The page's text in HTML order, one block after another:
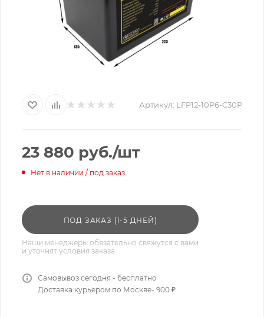
Артикул: LFP12-10P6-C30P
23 880 руб./шт
Нет в наличии / под заказ
ПОД ЗАКАЗ (1-5 ДНЕЙ)
Наши менеджеры обязательно свяжутся с вами
и уточнят условия заказа
Самовывоз сегодня - бесплатно
Доставка курьером по Москве- 900 ₽